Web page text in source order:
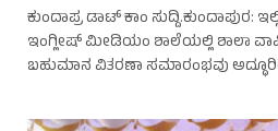
ಕುಂದಾಪ್ರ ಡಾಟ್‌ ಕಾಂ ಸುದ್ದಿ.ಕುಂದಾಪುರ:
ಇಂಗ್ಲೀಷ್ ಮೀಡಿಯಂ ಶಾಲೆಯಲ್ಲಿ ಶಾಲಾ
ಬಹುಮಾನ ವಿತರಣಾ ಸಮಾರಂಭವು